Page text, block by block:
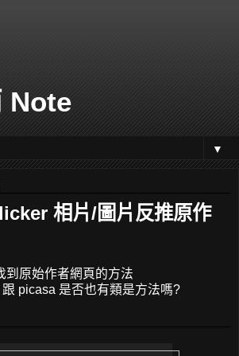
Note
▼
相片/圖片反推原作
到原始作者網頁的方法
picasa 是否也有類是方法嗎?